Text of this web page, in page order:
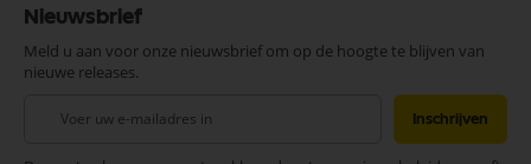
Nieuwsbrief
Meld u aan voor onze nieuwsbrief om op de hoogte te blijven van
nieuwe releases.
Inschrijven